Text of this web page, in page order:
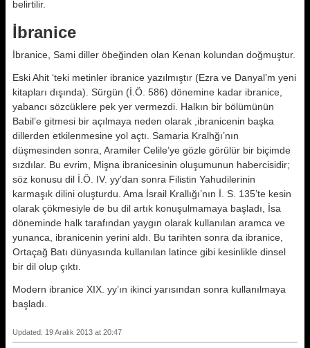
belirtilir.
İbranice
İbranice, Sami diller öbeğinden olan Kenan kolundan doğmuştur.
Eski Ahit ‘teki metinler ibranice yazıl­mıştır (Ezra ve Danyal’m yeni
kitap­ları dışında). Sürgün (İ.Ö. 586) döne­mine kadar ibranice,
yabancı sözcük­lere pek yer vermezdi. Halkın bir bö­lümünün
Babil’e gitmesi bir açılmaya neden olarak ,ibranicenin başka
diller­den etkilenmesine yol açtı. Samaria Kralhğı’nın
düşmesinden sonra, Aramiler Celile’ye gözle görülür bir biçim­de
sızdılar. Bu evrim, Mişna ibranicesinin oluşumunun habercisidir;
söz ko­nusu dil İ.Ö. IV. yy’dan sonra Filistin Yahudilerinin
karmaşık dilini oluştur­du. Ama İsrail Krallığı’nın İ. S. 135’te kesin
olarak çökmesiyle de bu dil ar­tık konuşulmamaya başladı, İsa
döne­minde halk tarafından yaygın olarak kullanılan aramca ve
yunanca, ibranicenin yerini aldı. Bu tarihten sonra da ibranice,
Ortaçağ Batı dünyasın­da kullanılan latince gibi kesinlikle dinsel
bir dil olup çıktı.
Modern ibranice XIX. yy’ın ikinci yarısından sonra kullanılmaya
baş­ladı.
Updated: 19 Aralık 2013 at 20:47